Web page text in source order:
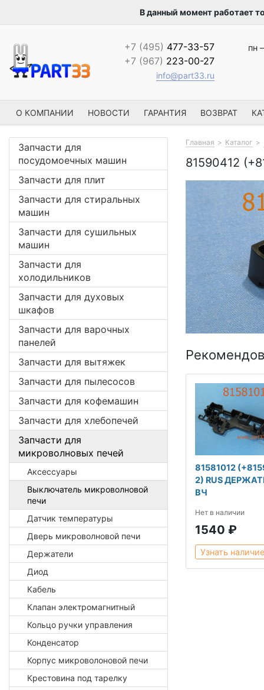
В данный момент работает
+7 (495) 477-33-57
+7 (967) 223-00-27
info@part33.ru
пн
О КОМПАНИИ НОВОСТИ ГАРАНТИЯ ВОЗВРАТ
Запчасти для
посудомоечных машин
Запчасти для плит
Запчасти для стиральных
машин
Запчасти для сушильных
машин
Запчасти для
холодильников
Запчасти для духовых
шкафов
Запчасти для варочных
панелей
Запчасти для вытяжек
Запчасти для пылесосов
Запчасти для кофемашин
Запчасти для хлебопечей
Запчасти для
микроволновых печей
Аксессуары
Выключатель микроволновой
печи
Датчик температуры
Дверь микроволновой печи
Держатели
Диод
Кабель
Клапан электромагнитный
Кольцо ручки управления
Конденсатор
Корпус микроволоновой печи
Крестовина под тарелку
Главная Каталог
81590412
81581012
2) RUS
ВЧ
Нет в наличии
1540 ₽
Узнать наличие